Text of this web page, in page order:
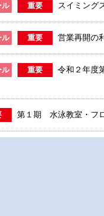
ル 重要 スイミング
ル 重要 営業再開の
ル 重要
令和２年度
第１期 水泳教室・フ